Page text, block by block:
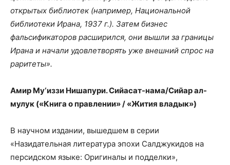
открытых библиотек (например, Национальной
библиотеки Ирана, 1937 г.). Затем бизнес
фальсификаторов расширился, они вышли за границы
Ирана и начали удовлетворять уже внешний спрос на
раритеты».
Амир Му‘иззи Нишапури. Сийасат-нама/Сийар ал-
мулук («Книга о правлении» / «Жития владык»)
В научном издании, вышедшем в серии
«Назидательная литература эпохи Салджукидов на
персидском языке: Оригиналы и подделки»,